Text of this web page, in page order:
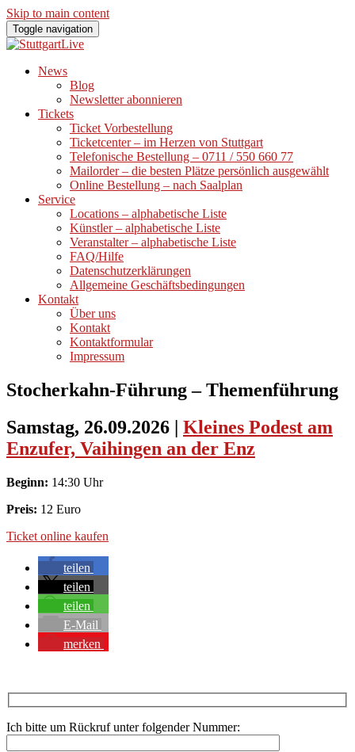
Skip to main content
Toggle navigation
News
Blog
Newsletter abonnieren
Tickets
Ticket Vorbestellung
Ticketcenter – im Herzen von Stuttgart
Telefonische Bestellung – 0711 / 550 660 77
Mailorder – die besten Plätze persönlich ausgewählt
Online Bestellung – nach Saalplan
Service
Locations – alphabetische Liste
Künstler – alphabetische Liste
Veranstalter – alphabetische Liste
FAQ/Hilfe
Datenschutzerklärungen
Allgemeine Geschäftsbedingungen
Kontakt
Über uns
Kontakt
Kontaktformular
Impressum
Stocherkahn-Führung – Themenführung
Samstag, 26.09.2026 | Kleines Podest am
Enzufer, Vaihingen an der Enz
Beginn: 14:30 Uhr
Preis: 12 Euro
Ticket online kaufen
teilen
teilen
teilen
E-Mail
merken
Ich bitte um Rückruf unter folgender Nummer: